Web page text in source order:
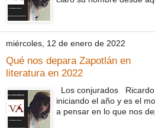
miércoles, 12 de enero de 2022
Qué nos depara Zapotlán en
literatura en 2022
Los conjurados
iniciando el año y es el
a pensar en lo que nos